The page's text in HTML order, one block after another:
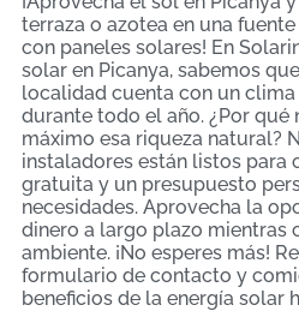
terraza o azotea en una
con paneles solares! En
solar en Picanya, sabemos
localidad cuenta con un
durante todo el año. ¿Por qué
máximo esa riqueza natural?
instaladores están listos para
gratuita y un presupuesto
necesidades. Aprovecha la
dinero a largo plazo mientras
ambiente. ¡No esperes más!
formulario de contacto y
beneficios de la energía solar